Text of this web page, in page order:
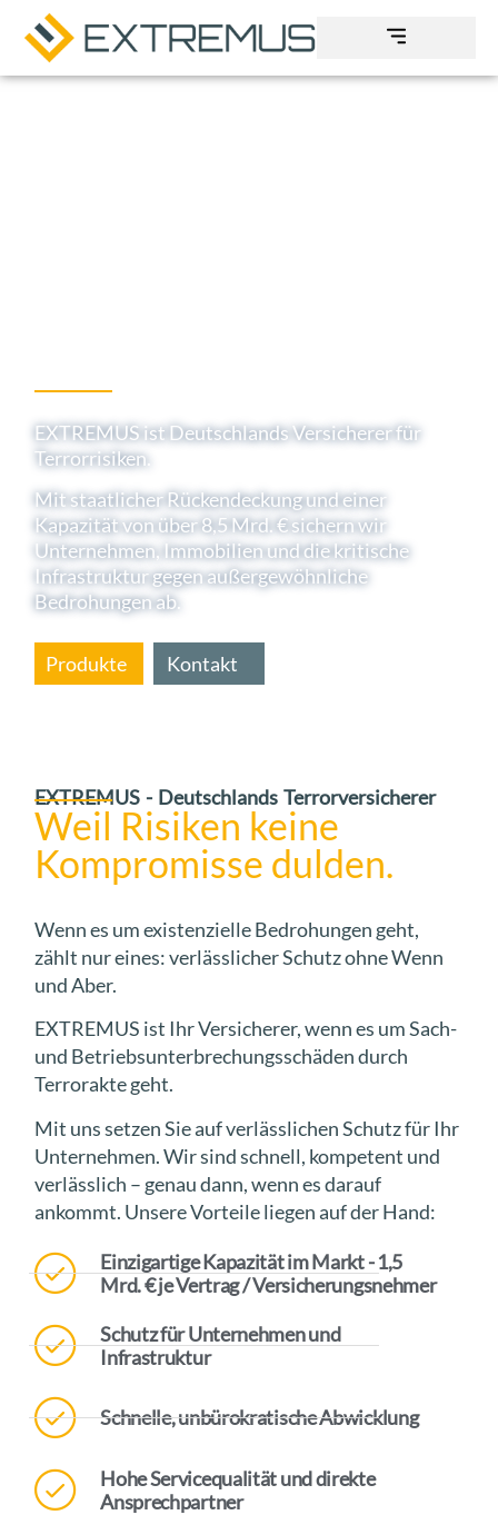
EXTREMUS ist Deutschlands Versicherer für
Terrorrisiken.
Mit staatlicher Rückendeckung und einer
Kapazität von über 8,5 Mrd. € sichern wir
Unternehmen, Immobilien und die kritische
Infrastruktur gegen außergewöhnliche
Bedrohungen ab.
Produkte Kontakt
EXTREMUS - Deutschlands Terrorversicherer
Weil Risiken keine
Kompromisse dulden.
Wenn es um existenzielle Bedrohungen geht,
zählt nur eines: verlässlicher Schutz ohne Wenn
und Aber.
EXTREMUS ist Ihr Versicherer, wenn es um Sach-
und Betriebsunterbrechungsschäden durch
Terrorakte geht.
Mit uns setzen Sie auf verlässlichen Schutz für Ihr
Unternehmen. Wir sind schnell, kompetent und
verlässlich – genau dann, wenn es darauf
ankommt. Unsere Vorteile liegen auf der Hand:
Einzigartige Kapazität im Markt - 1,5
Mrd. € je Vertrag / Versicherungsnehmer
Schutz für Unternehmen und
Infrastruktur
Schnelle, unbürokratische Abwicklung
Hohe Servicequalität und direkte
Ansprechpartner